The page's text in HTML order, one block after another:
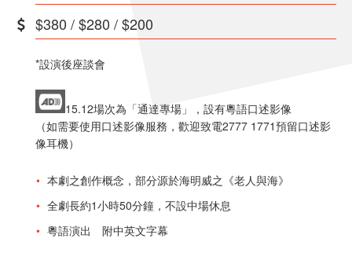
$380 / $280 / $200
*設演後座談會
15.12場次為「通達專場」，設有粵語口述影像
（如需要使用口述影像服務，歡迎致電2777 1771預留口述影
像耳機）
本劇之創作概念，部分源於海明威之《老人與海》
全劇長約1小時50分鐘，不設中場休息
粵語演出 附中英文字幕